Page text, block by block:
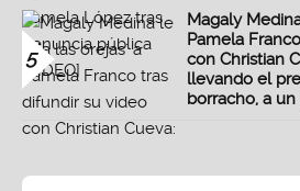
5
Magaly
Pamela
con Christian
llevando el
borracho, a